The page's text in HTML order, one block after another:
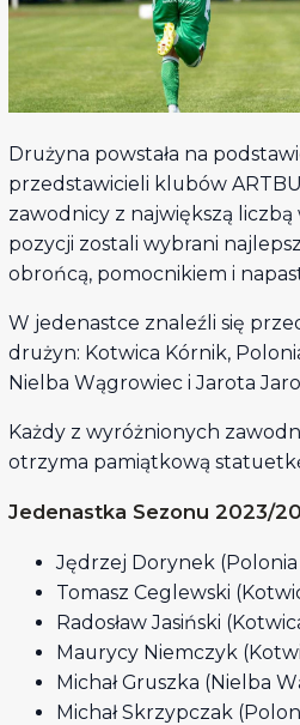
Drużyna powstała na
przedstawicieli klubów
zawodnicy z największą liczbą
pozycji zostali wybrani
obrońcą, pomocnikiem i
W jedenastce znaleźli się
drużyn: Kotwica Kórnik,
Nielba Wągrowiec i Jarota
Każdy z wyróżnionych
otrzyma pamiątkową
Jedenastka Sezonu 2023/
Jędrzej Dorynek (Polonia
Tomasz Ceglewski
Radosław Jasiński
Maurycy Niemczyk
Michał Gruszka (Nielba
Michał Skrzypczak